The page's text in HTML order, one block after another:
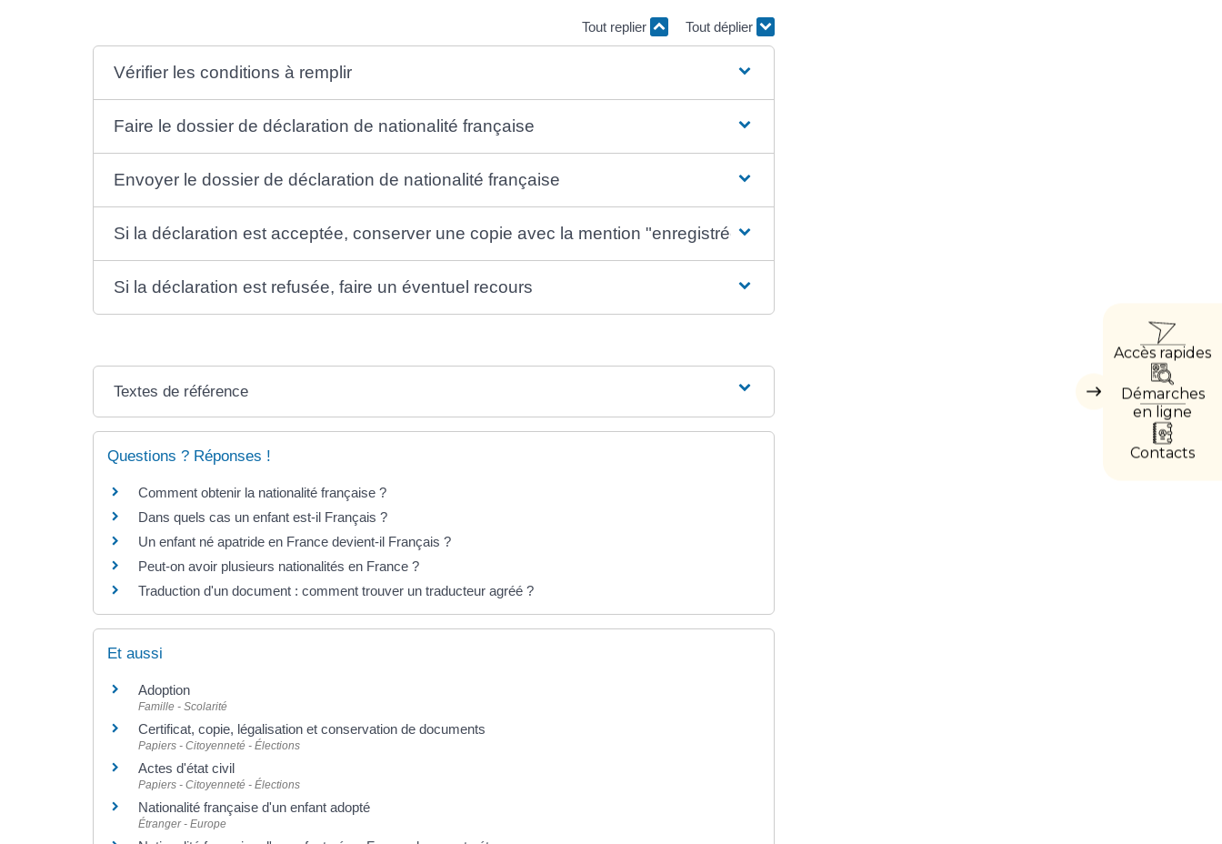
Masquer
Accès rapides
Démarches
en ligne
Contacts
Tout replier Tout déplier
Vérifier les conditions à remplir
Faire le dossier de déclaration de nationalité française
Envoyer le dossier de déclaration de nationalité française
Si la déclaration est acceptée, conserver une copie avec la mention "enregistrée"
Si la déclaration est refusée, faire un éventuel recours
Textes de référence
Questions ? Réponses !
Comment obtenir la nationalité française ?
Dans quels cas un enfant est-il Français ?
Un enfant né apatride en France devient-il Français ?
Peut-on avoir plusieurs nationalités en France ?
Traduction d'un document : comment trouver un traducteur agréé ?
Et aussi
Adoption
Famille - Scolarité
Certificat, copie, légalisation et conservation de documents
Papiers - Citoyenneté - Élections
Actes d'état civil
Papiers - Citoyenneté - Élections
Nationalité française d'un enfant adopté
Étranger - Europe